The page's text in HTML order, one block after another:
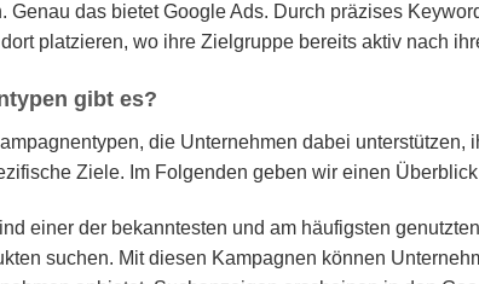
Genau das bietet Google Ads. Durch präzises
platzieren, wo ihre Zielgruppe bereits aktiv nach
gibt es?
die Unternehmen dabei
Ziele. Im Folgenden geben wir einen
einer der bekanntesten und am häufigsten
suchen. Mit diesen Kampagnen können